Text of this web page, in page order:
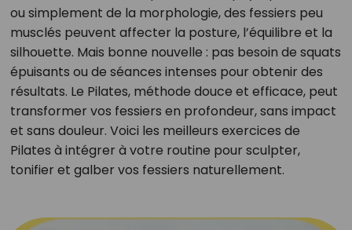
ou simplement de la morphologie, des fessiers peu
musclés peuvent affecter la posture, l’équilibre et la
silhouette. Mais bonne nouvelle : pas besoin de squats
épuisants ou de séances intenses pour obtenir des
résultats. Le Pilates, méthode douce et efficace, peut
transformer vos fessiers en profondeur, sans impact
et sans douleur. Voici les meilleurs exercices de
Pilates à intégrer à votre routine pour sculpter,
tonifier et galber vos fessiers naturellement.